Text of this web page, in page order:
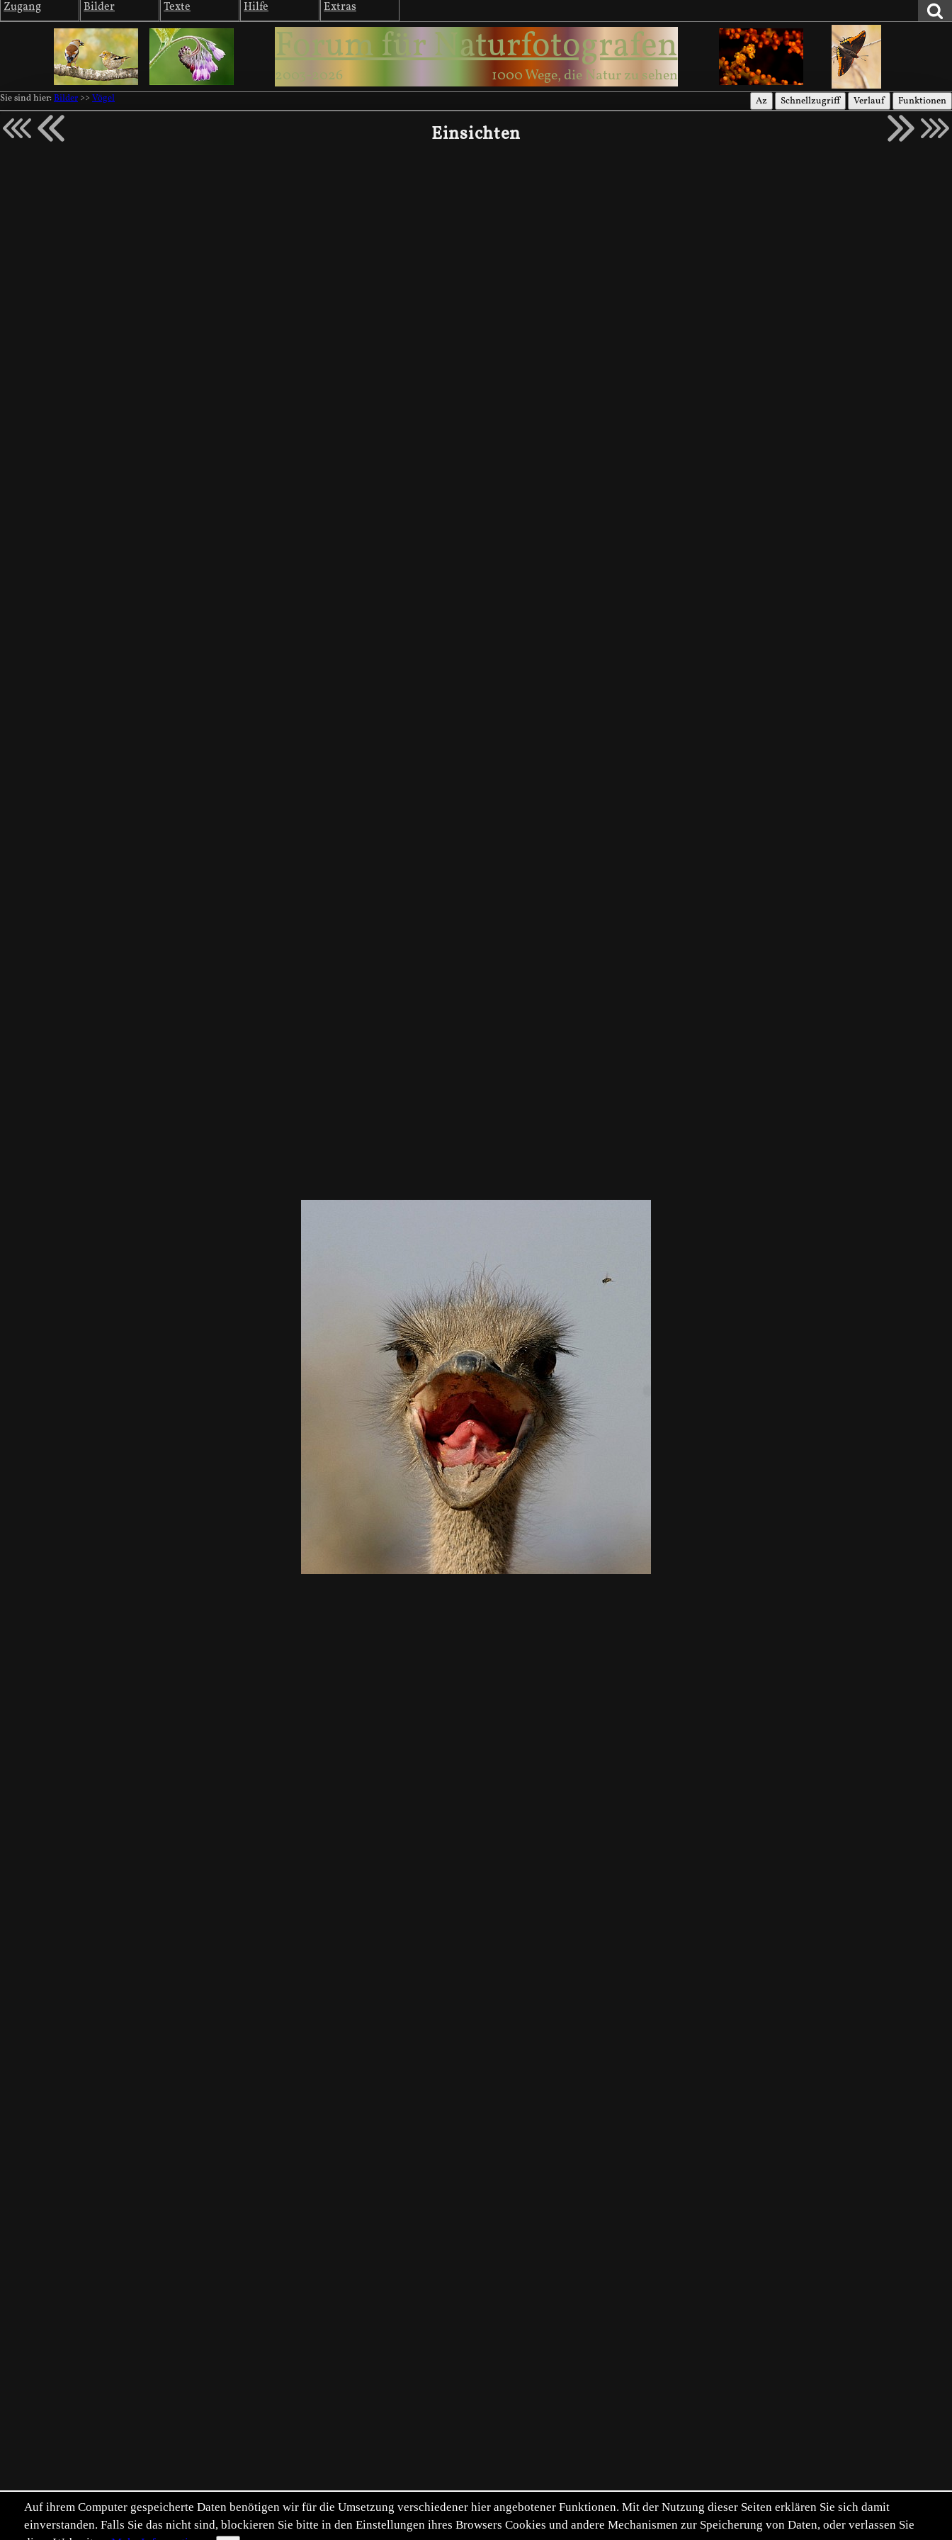
Zugang Bilder Texte Hilfe Extras
Forum für Naturfotografen
2003-2026 1000 Wege, die Natur zu sehen
Sie sind hier: Bilder >> Vögel Az Schnellzugriff Verlauf Funktionen
Einsichten
Auf ihrem Computer gespeicherte Daten benötigen wir für die Umsetzung verschiedener hier angebotener Funktionen. Mit der Nutzung dieser Seiten erklären Sie sich damit
einverstanden. Falls Sie das nicht sind, blockieren Sie bitte in den Einstellungen ihres Browsers Cookies und andere Mechanismen zur Speicherung von Daten, oder verlassen Sie